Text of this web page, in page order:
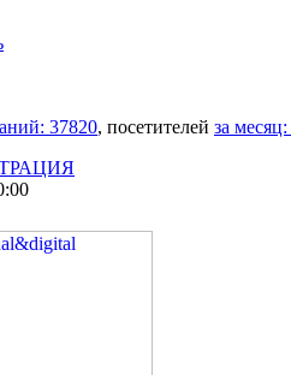
37820, посетителей за месяц: